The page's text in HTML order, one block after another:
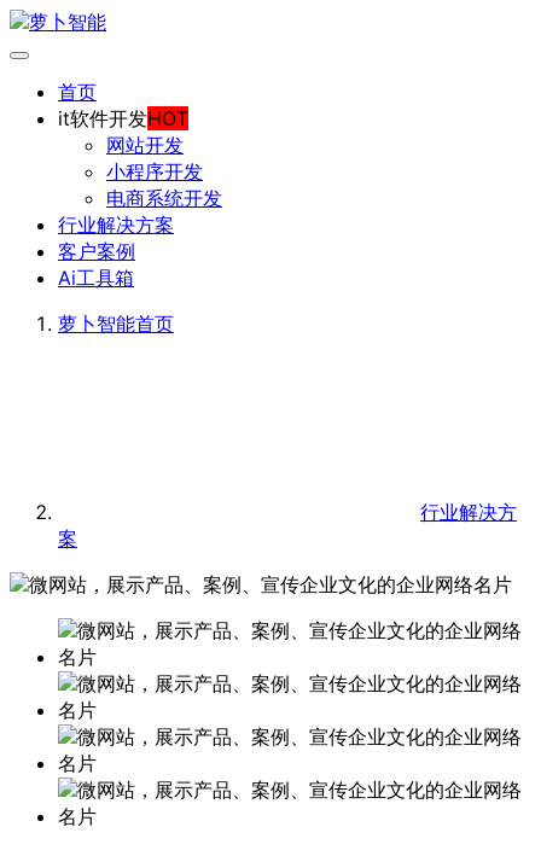
首页
it软件开发HOT
网站开发
小程序开发
电商系统开发
行业解决方案
客户案例
Ai工具箱
萝卜智能首页
行业解决方
案